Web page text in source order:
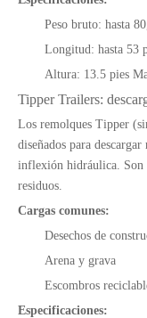
Peso bruto: hasta
Longitud: hasta 53
Altura: 13.5 pies
Tipper Trailers:
Los remolques Tipper
diseñados para
inflexión hidráulica. Son
residuos.
Cargas comunes:
Desechos de
Arena y grava
Escombros
Especificaciones: